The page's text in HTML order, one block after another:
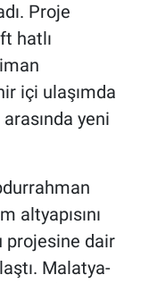
Proje
hatlı
içi ulaşımda
yeni
altyapısını
projesine dair
Malatya-